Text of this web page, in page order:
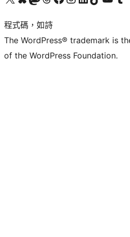
程式碼，如詩
The WordPress® trademark is
of the WordPress Foundation.